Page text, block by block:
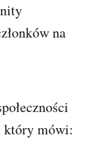
na
który mówi: